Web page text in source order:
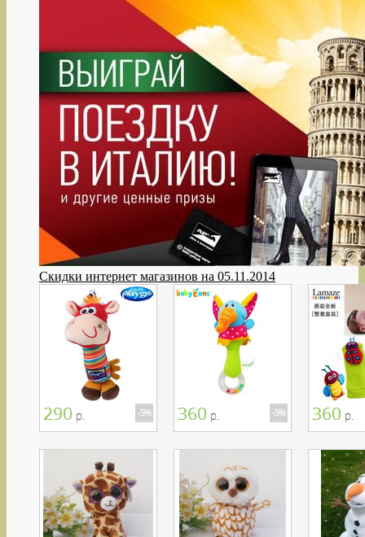
Скидки интернет магазинов на 05.11.2014